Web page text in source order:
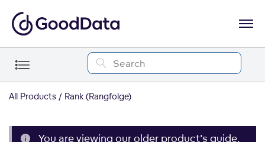
All Products Rank (Rangfolge)
You are viewing our older product's guide.